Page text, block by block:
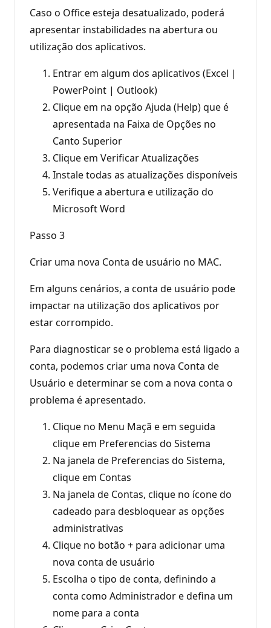
Caso o Office esteja desatualizado, poderá
apresentar instabilidades na abertura ou
utilização dos aplicativos.
Entrar em algum dos aplicativos (Excel |
PowerPoint | Outlook)
Clique em na opção Ajuda (Help) que é
apresentada na Faixa de Opções no
Canto Superior
Clique em Verificar Atualizações
Instale todas as atualizações disponíveis
Verifique a abertura e utilização do
Microsoft Word
Passo 3
Criar uma nova Conta de usuário no MAC.
Em alguns cenários, a conta de usuário pode
impactar na utilização dos aplicativos por
estar corrompido.
Para diagnosticar se o problema está ligado a
conta, podemos criar uma nova Conta de
Usuário e determinar se com a nova conta o
problema é apresentado.
Clique no Menu Maçã e em seguida
clique em Preferencias do Sistema
Na janela de Preferencias do Sistema,
clique em Contas
Na janela de Contas, clique no ícone do
cadeado para desbloquear as opções
administrativas
Clique no botão + para adicionar uma
nova conta de usuário
Escolha o tipo de conta, definindo a
conta como Administrador e defina um
nome para a conta